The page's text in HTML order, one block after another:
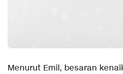
Menurut Emil, besaran